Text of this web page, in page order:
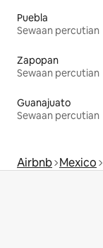
Puebla
Sewaan percutian
Zapopan
Sewaan percutian
Guanajuato
Sewaan percutian
Airbnb Mexico